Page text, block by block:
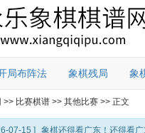
局布阵法 象棋残局 象
>> 比赛棋谱 >> 其他比赛 >> 正文
07-15 ] 象棋还得看广东！还得看